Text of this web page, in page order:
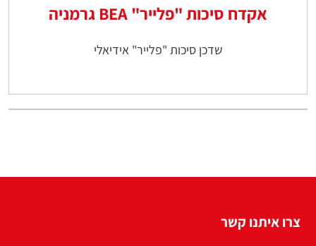
אקדח סיכות "פלייר" BEA גרמניה
שדכן סיכות "פלייר" אידיאלי
צרו איתנו קשר